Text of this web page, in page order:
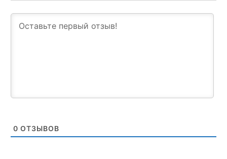
0 ОТЗЫВОВ